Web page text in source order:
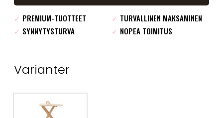
✓ PREMIUM-TUOTTEET ✓ TURVALLINEN MAKSAMINEN
✓ SYNNYTYSTURVA ✓ NOPEA TOIMITUS
Varianter